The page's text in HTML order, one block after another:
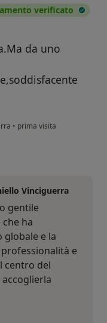
verificato
da uno
• prima visita
Vinciguerra
gentile
ha
e la
e
centro del